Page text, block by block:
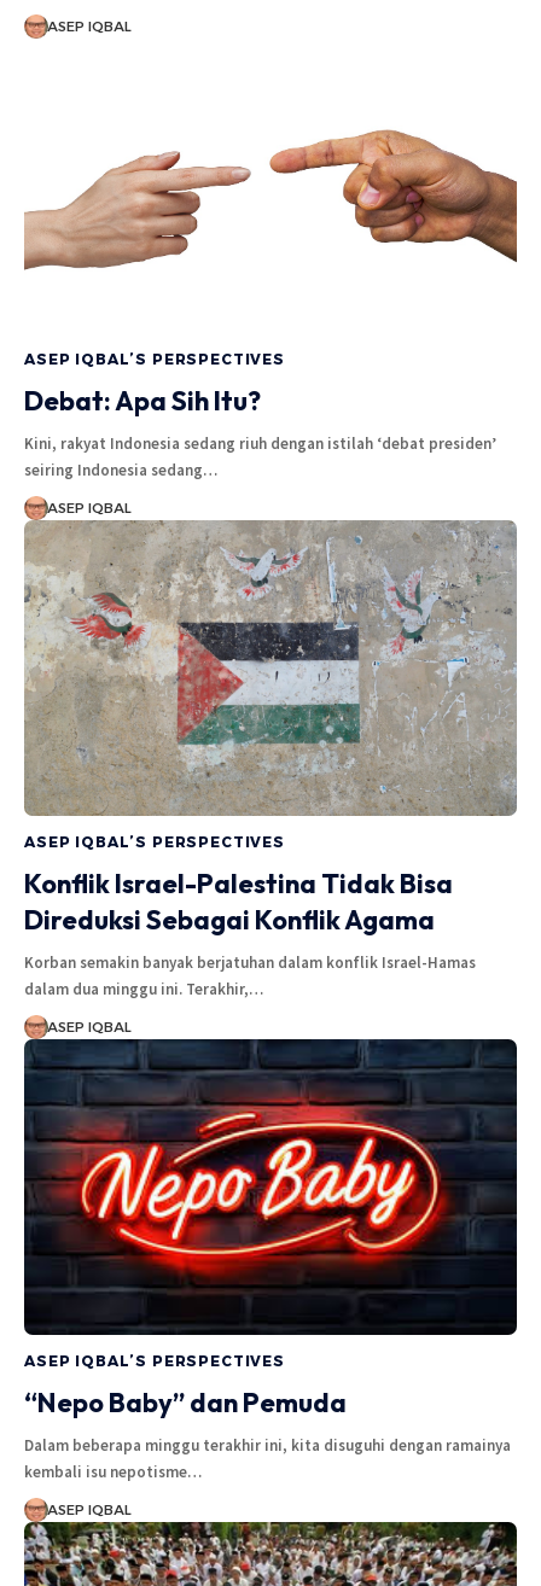
ASEP IQBAL
ASEP IQBAL’S PERSPECTIVES
Debat: Apa Sih Itu?
Kini, rakyat Indonesia sedang riuh dengan istilah ‘debat presiden’
seiring Indonesia sedang…
ASEP IQBAL
ASEP IQBAL’S PERSPECTIVES
Konflik Israel-Palestina Tidak Bisa
Direduksi Sebagai Konflik Agama
Korban semakin banyak berjatuhan dalam konflik Israel-Hamas
dalam dua minggu ini. Terakhir,…
ASEP IQBAL
ASEP IQBAL’S PERSPECTIVES
“Nepo Baby” dan Pemuda
Dalam beberapa minggu terakhir ini, kita disuguhi dengan ramainya
kembali isu nepotisme…
ASEP IQBAL